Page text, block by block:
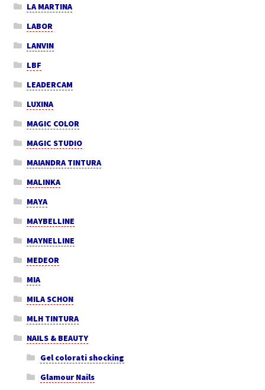
LA MARTINA
LABOR
LANVIN
LBF
LEADERCAM
LUXINA
MAGIC COLOR
MAGIC STUDIO
MAIANDRA TINTURA
MALINKA
MAYA
MAYBELLINE
MAYNELLINE
MEDEOR
MIA
MILA SCHON
MLH TINTURA
NAILS & BEAUTY
Gel colorati shocking
Glamour Nails